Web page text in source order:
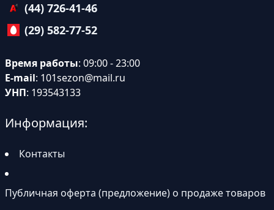
(44) 726-41-46
(29) 582-77-52
Время работы: 09:00 - 23:00
E-mail: 101sezon@mail.ru
УНП: 193543133
Информация:
Контакты
Публичная оферта (предложение) о продаже товаров